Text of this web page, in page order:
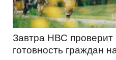
Завтра НВС
готовность граждан